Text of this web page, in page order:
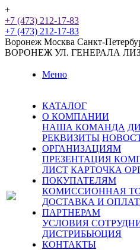
+
+7 (473) 212-17-83
+7 (473) 212-17-83
Воронеж Москва Санкт-
ВОРОНЕЖ УЛ. ГЕНЕРАЛА
Меню
КАТАЛОГ
О КОМПАНИИ
НАША КОМАНДА
РЕКВИЗИТЫ
ОРГАНИЗАЦИЯМ
ПРЕЗЕНТАЦИЯ
ЛИСТ КАРТОЧКА
ПОКУПАТЕЛЯМ
КОМИССИОННАЯ
ДОСТАВКА И
ПАРТНЕРАМ
УСЛОВИЯ
ДИСТРИБЬЮЦИЯ
КОНТАКТЫ